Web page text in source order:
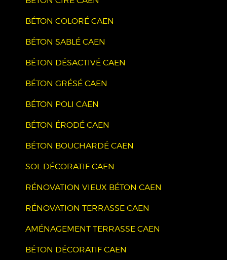
BÉTON COLORÉ CAEN
BÉTON SABLÉ CAEN
BÉTON DÉSACTIVÉ CAEN
BÉTON GRÉSÉ CAEN
BÉTON POLI CAEN
BÉTON ÉRODÉ CAEN
BÉTON BOUCHARDÉ CAEN
SOL DÉCORATIF CAEN
RÉNOVATION VIEUX BÉTON CAEN
RÉNOVATION TERRASSE CAEN
AMÉNAGEMENT TERRASSE CAEN
BÉTON DÉCORATIF CAEN